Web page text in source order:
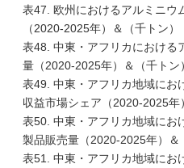
表47. 欧州におけるアルミニウ
（2020-2025年）＆（千トン）
表48. 中東・アフリカにおける
量（2020-2025年）＆（千トン）
表49. 中東・アフリカ地域にお
収益市場シェア（2020-2025年）
表50. 中東・アフリカ地域にお
製品販売量（2020-2025年）＆
表51. 中東・アフリカ地域にお